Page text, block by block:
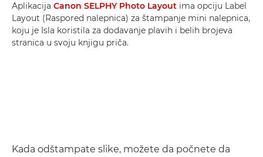
Aplikacija Canon SELPHY Photo Layout ima opciju Label
Layout (Raspored nalepnica) za štampanje mini nalepnica,
koju je Isla koristila za dodavanje plavih i belih brojeva
stranica u svoju knjigu priča.
Kada odštampate slike, možete da počnete da